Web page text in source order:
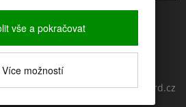
vše a pokračovat
Více možností
Rybářský svaz, z.s., pobočný
web by
icard.cz